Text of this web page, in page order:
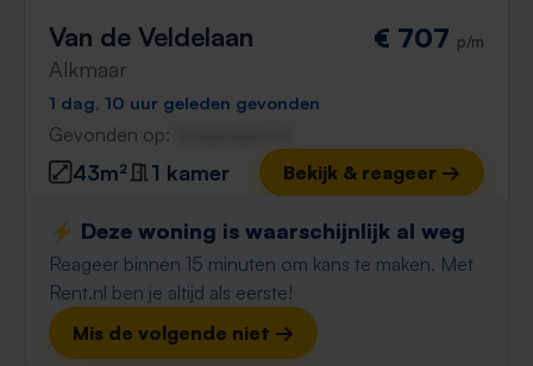
Van de Veldelaan
Alkmaar
€ 707 p/m
1 dag, 10 uur geleden gevonden
Gevonden op:
43m² 1 kamer Bekijk & reageer →
⚡️ Deze woning is waarschijnlijk al weg
Reageer binnen 15 minuten om kans te maken. Met
Rent.nl ben je altijd als eerste!
Mis de volgende niet →